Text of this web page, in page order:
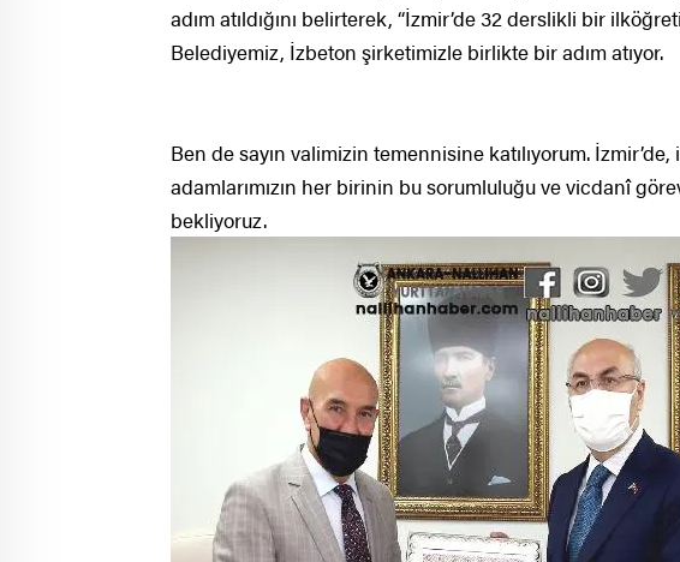
adım atıldığını belirterek, “İzmir’de 32 derslikli bir
Belediyemiz, İzbeton şirketimizle birlikte bir adım atıyor.
Ben de sayın valimizin temennisine katılıyorum.
adamlarımızın her birinin bu sorumluluğu ve vicdanî
bekliyoruz.